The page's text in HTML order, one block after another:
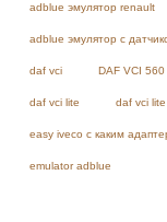
adblue эмулятор renault
adblue эмулятор с
daf vci DAF VCI 560
daf vci lite daf vci
easy iveco с каким
emulator adblue